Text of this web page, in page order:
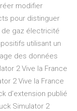
modifier
pour distinguer
gaz électricité
utilisant un
des données
2 Vive la France
2 Vive la France
d’extension publié
Simulator 2